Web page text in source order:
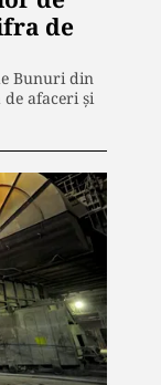
de
Bunuri din
de afaceri și